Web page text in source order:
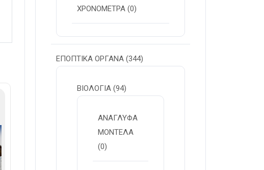
ΧΡΟΝΟΜΕΤΡΑ (0)
ΕΠΟΠΤΙΚΑ ΟΡΓΑΝΑ (344)
ΒΙΟΛΟΓΙΑ (94)
ΑΝΑΓΛΥΦΑ
ΜΟΝΤΕΛΑ
(0)